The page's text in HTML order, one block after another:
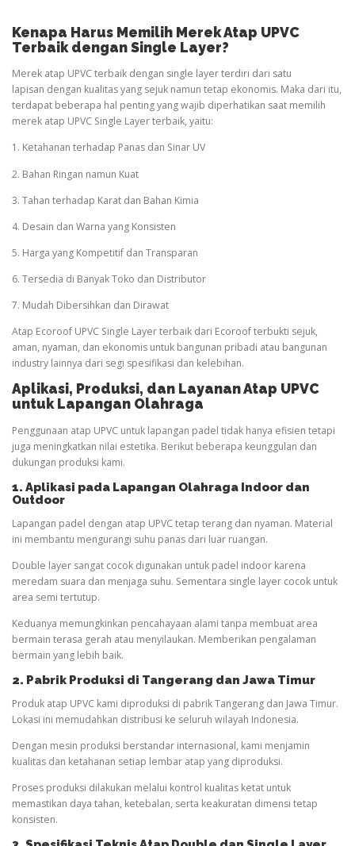
Kenapa Harus Memilih Merek Atap UPVC
Terbaik dengan Single Layer?
Merek atap UPVC terbaik dengan single layer terdiri dari satu
lapisan dengan kualitas yang sejuk namun tetap ekonomis. Maka dari itu,
terdapat beberapa hal penting yang wajib diperhatikan saat memilih
merek atap UPVC Single Layer terbaik, yaitu:
1. Ketahanan terhadap Panas dan Sinar UV
2. Bahan Ringan namun Kuat
3. Tahan terhadap Karat dan Bahan Kimia
4. Desain dan Warna yang Konsisten
5. Harga yang Kompetitif dan Transparan
6. Tersedia di Banyak Toko dan Distributor
7. Mudah Dibersihkan dan Dirawat
Atap Ecoroof UPVC Single Layer terbaik dari Ecoroof terbukti sejuk,
aman, nyaman, dan ekonomis untuk bangunan pribadi atau bangunan
industry lainnya dari segi spesifikasi dan kelebihan.
Aplikasi, Produksi, dan Layanan Atap UPVC
untuk Lapangan Olahraga
Penggunaan atap UPVC untuk lapangan padel tidak hanya efisien tetapi
juga meningkatkan nilai estetika. Berikut beberapa keunggulan dan
dukungan produksi kami.
1. Aplikasi pada Lapangan Olahraga Indoor dan
Outdoor
Lapangan padel dengan atap UPVC tetap terang dan nyaman. Material
ini membantu mengurangi suhu panas dari luar ruangan.
Double layer sangat cocok digunakan untuk padel indoor karena
meredam suara dan menjaga suhu. Sementara single layer cocok untuk
area semi tertutup.
Keduanya memungkinkan pencahayaan alami tanpa membuat area
bermain terasa gerah atau menyilaukan. Memberikan pengalaman
bermain yang lebih baik.
2. Pabrik Produksi di Tangerang dan Jawa Timur
Produk atap UPVC kami diproduksi di pabrik Tangerang dan Jawa Timur.
Lokasi ini memudahkan distribusi ke seluruh wilayah Indonesia.
Dengan mesin produksi berstandar internasional, kami menjamin
kualitas dan ketahanan setiap lembar atap yang diproduksi.
Proses produksi dilakukan melalui kontrol kualitas ketat untuk
memastikan daya tahan, ketebalan, serta keakuratan dimensi tetap
konsisten.